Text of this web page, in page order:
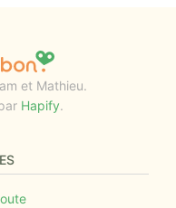
et Mathieu.
Hapify.